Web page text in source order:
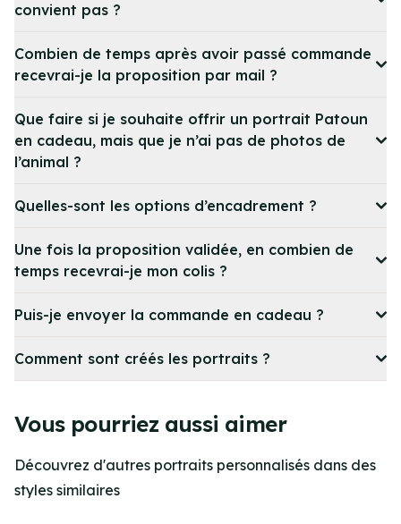
convient pas ?
Combien de temps après avoir passé commande
recevrai-je la proposition par mail ?
Que faire si je souhaite offrir un portrait Patoun
en cadeau, mais que je n’ai pas de photos de
l’animal ?
Quelles-sont les options d’encadrement ?
Une fois la proposition validée, en combien de
temps recevrai-je mon colis ?
Puis-je envoyer la commande en cadeau ?
Comment sont créés les portraits ?
Vous pourriez aussi aimer
Découvrez d'autres portraits personnalisés dans des
styles similaires